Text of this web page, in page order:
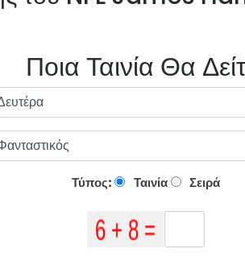
Ποια Ταινία Θα
Τύπος: Ταινία Σειρά